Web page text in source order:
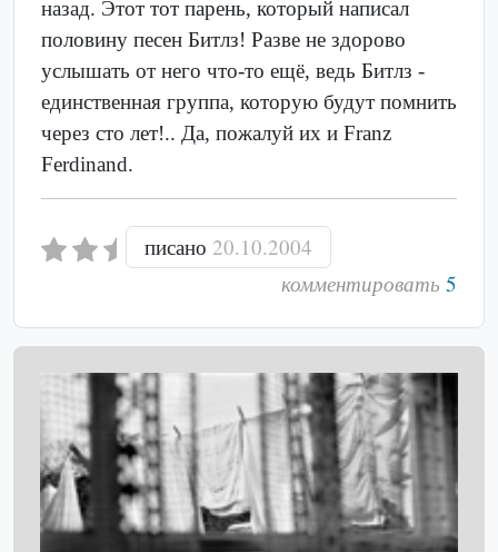
назад. Этот тот парень, который написал
половину песен Битлз! Разве не здорово
услышать от него что-то ещё, ведь Битлз -
единственная группа, которую будут помнить
через сто лет!.. Да, пожалуй их и Franz
Ferdinand.
писано 20.10.2004
комментировать 5